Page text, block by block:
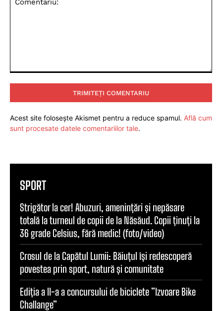
Acest site folosește Akismet pentru a reduce spamul. Află cum
sunt procesate datele comentariilor tale.
SPORT
Strigător la cer! Abuzuri, amenințări și nepăsare
totală la turneul de copii de la Năsăud. Copii ținuți la
36 grade Celsius, fără medic! (foto/video)
Crosul de la Capătul Lumii: Băiuțul își redescoperă
povestea prin sport, natură și comunitate
Ediția a II-a a concursului de biciclete ”Izvoare Bike
Challange”